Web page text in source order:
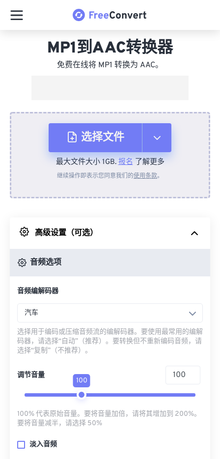
MP1到AAC转换器
免费在线将 MP1 转换为 AAC。
选择文件
从设备
来自 Google Drive
最大文件大小 1GB.报名了解更多
继续操作即表示您同意我们的使用条款。
高级设置（可选）
音频选项
音频编解码器
汽车
选择用于编码或压缩音频流的编解码器。要使用最常用的编解
码器，请选择“自动”（推荐）。要转换但不重新编码音频，请
选择“复制”（不推荐）。
调节音量
100
100% 代表原始音量。要将音量加倍，请将其增加到 200%。
要将音量减半，请选择 50%
淡入音频